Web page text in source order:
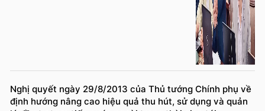
Nghị quyết ngày 29/8/2013 của Thủ tướng Chính phụ về
định hướng nâng cao hiệu quả thu hút, sử dụng và quản